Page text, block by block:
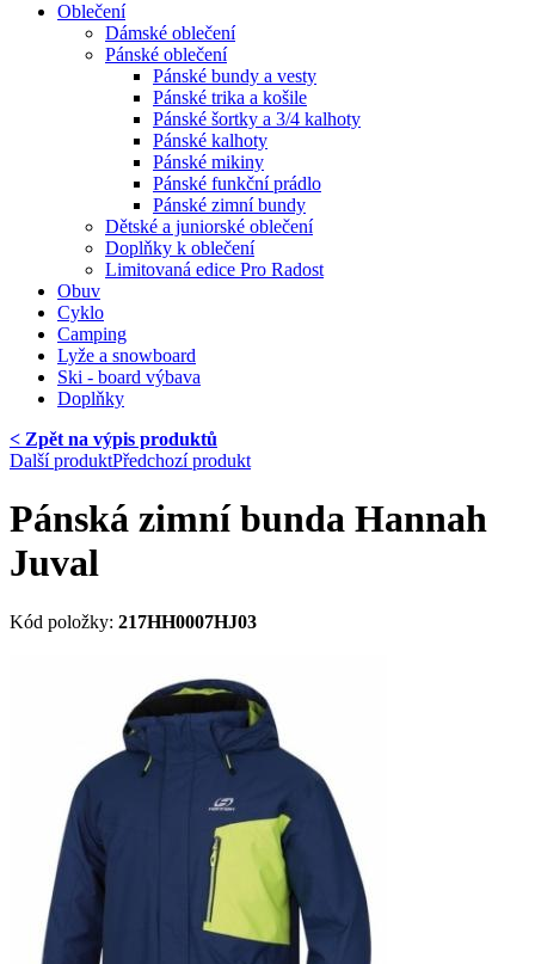
Oblečení
Dámské oblečení
Pánské oblečení
Pánské bundy a vesty
Pánské trika a košile
Pánské šortky a 3/4 kalhoty
Pánské kalhoty
Pánské mikiny
Pánské funkční prádlo
Pánské zimní bundy
Dětské a juniorské oblečení
Doplňky k oblečení
Limitovaná edice Pro Radost
Obuv
Cyklo
Camping
Lyže a snowboard
Ski - board výbava
Doplňky
< Zpět na výpis produktů
Další produktPředchozí produkt
Pánská zimní bunda Hannah
Juval
Kód položky: 217HH0007HJ03